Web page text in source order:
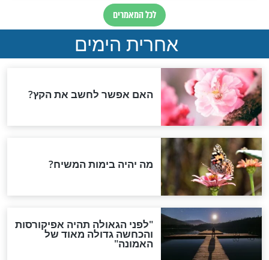
אתם חייבים
הסרטון הזה!!!
וידאו
ביד הזו
חדשות יהדות
הותר לפרסום: לוחמי מילואים
נהרגו בדרום לבנון